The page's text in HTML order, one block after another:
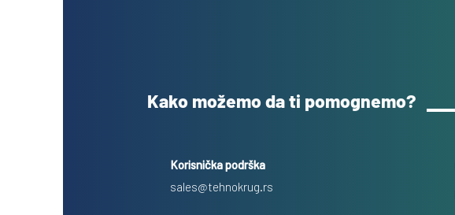
Kako možemo da ti pomognemo?
Korisnička podrška
sales@tehnokrug.rs